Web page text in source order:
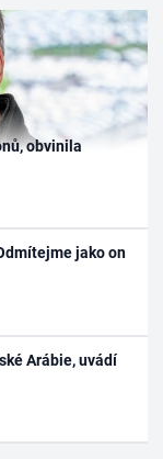
obvinila
jako on
Arábie, uvádí